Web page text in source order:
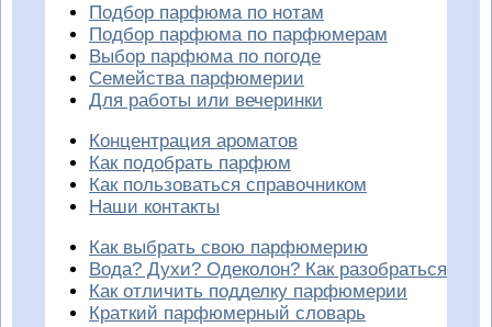
Подбор парфюма по нотам
Подбор парфюма по парфюмерам
Выбор парфюма по погоде
Семейства парфюмерии
Для работы или вечеринки
Концентрация ароматов
Как подобрать парфюм
Как пользоваться справочником
Наши контакты
Как выбрать свою парфюмерию
Вода? Духи? Одеколон? Как разобраться
Как отличить подделку парфюмерии
Краткий парфюмерный словарь